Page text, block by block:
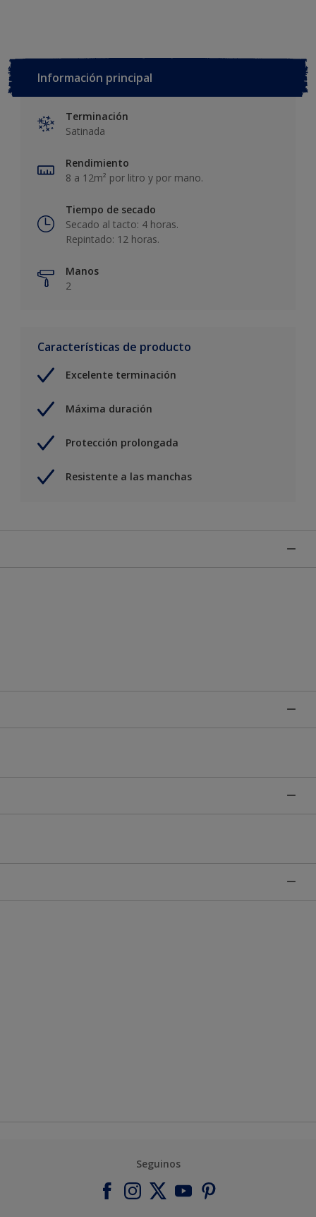
Información principal
Terminación
Satinada
Rendimiento
8 a 12m² por litro y por mano.
Tiempo de secado
Secado al tacto: 4 horas.
Repintado: 12 horas.
Manos
2
Características de producto
Excelente terminación
Máxima duración
Protección prolongada
Resistente a las manchas
Seguinos